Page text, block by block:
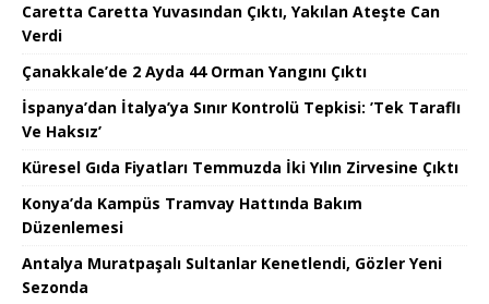
Caretta Caretta Yuvasından Çıktı, Yakılan Ateşte Can
Verdi
Çanakkale’de 2 Ayda 44 Orman Yangını Çıktı
İspanya’dan İtalya’ya Sınır Kontrolü Tepkisi: ’Tek Taraflı
Ve Haksız’
Küresel Gıda Fiyatları Temmuzda İki Yılın Zirvesine Çıktı
Konya’da Kampüs Tramvay Hattında Bakım
Düzenlemesi
Antalya Muratpaşalı Sultanlar Kenetlendi, Gözler Yeni
Sezonda